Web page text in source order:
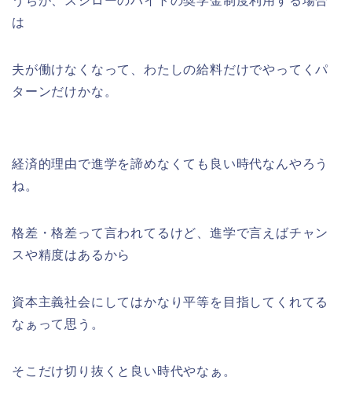
は
夫が働けなくなって、わたしの給料だけでやってくパ
ターンだけかな。
経済的理由で進学を諦めなくても良い時代なんやろう
ね。
格差・格差って言われてるけど、進学で言えばチャン
スや精度はあるから
資本主義社会にしてはかなり平等を目指してくれてる
なぁって思う。
そこだけ切り抜くと良い時代やなぁ。